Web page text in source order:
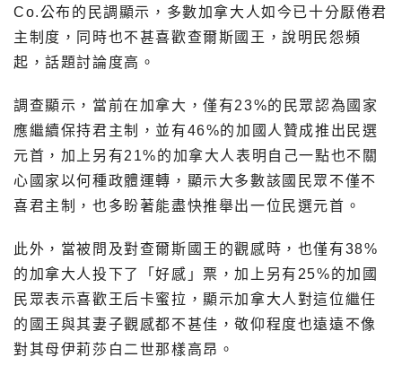
Co.公布的民調顯示，多數加拿大人如今已十分厭倦君
主制度，同時也不甚喜歡查爾斯國王，說明民怨頻
起，話題討論度高。
調查顯示，當前在加拿大，僅有23%的民眾認為國家
應繼續保持君主制，並有46%的加國人贊成推出民選
元首，加上另有21%的加拿大人表明自己一點也不關
心國家以何種政體運轉，顯示大多數該國民眾不僅不
喜君主制，也多盼著能盡快推舉出一位民選元首。
此外，當被問及對查爾斯國王的觀感時，也僅有38%
的加拿大人投下了「好感」票，加上另有25%的加國
民眾表示喜歡王后卡蜜拉，顯示加拿大人對這位繼任
的國王與其妻子觀感都不甚佳，敬仰程度也遠遠不像
對其母伊莉莎白二世那樣高昂。